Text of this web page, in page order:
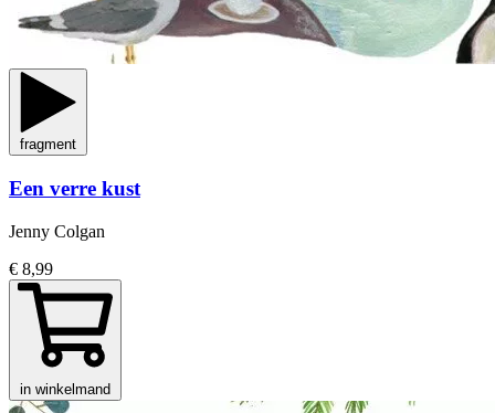
fragment
Een verre kust
Jenny Colgan
€ 8,99
in winkelmand